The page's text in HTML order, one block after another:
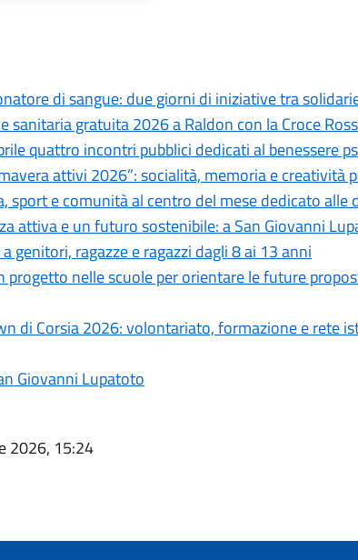
di sangue: due giorni di iniziative tra
sanitaria gratuita 2026 a Raldon con la Croce
quattro incontri pubblici dedicati al benessere
attivi 2026”: socialità, memoria e creatività
sport e comunità al centro del mese dedicato alle
attiva e un futuro sostenibile: a San Giovanni
genitori, ragazze e ragazzi dagli 8 ai 13 anni
nelle scuole per orientare le future
di Corsia 2026: volontariato, formazione e rete
Giovanni Lupatoto
2026, 15:24